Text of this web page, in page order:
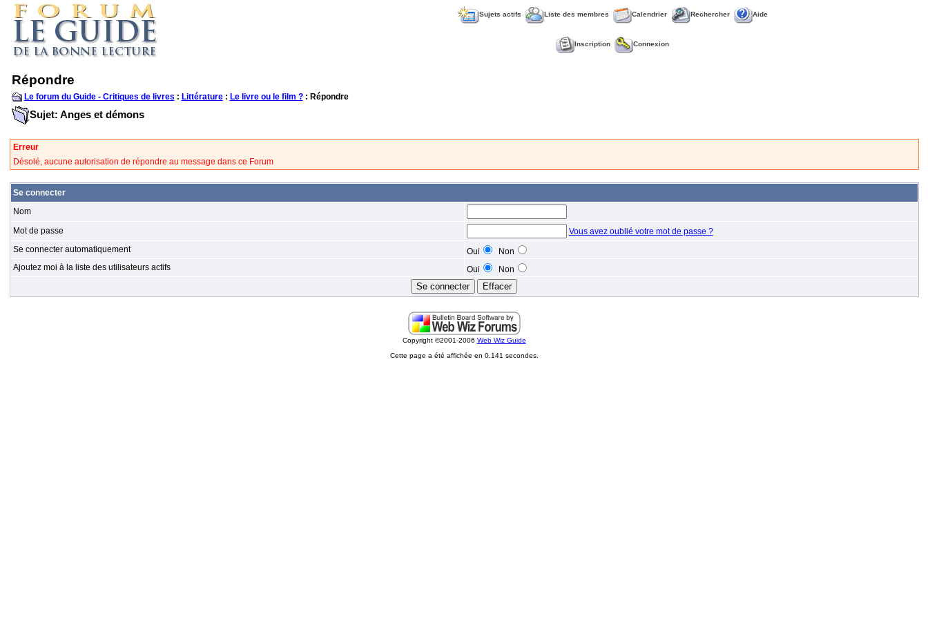
Sujets actifs Liste des membres Calendrier Rechercher Aide
Inscription Connexion
Répondre
Le forum du Guide - Critiques de livres : Littérature: Le livre ou le film ?: Répondre
Sujet: Anges et démons
Erreur
Désolé, aucune autorisation de répondre au message dans ce Forum
Se connecter
Nom
Mot de passe
Vous avez oublié votre mot de passe ?
Se connecter automatiquement
Oui
Non
Ajoutez moi à la liste des utilisateurs actifs
Oui Non
Copyright ©2001-2006 Web Wiz Guide
Cette page a été affichée en 0.141 secondes.